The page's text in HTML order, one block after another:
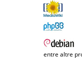
entre altre